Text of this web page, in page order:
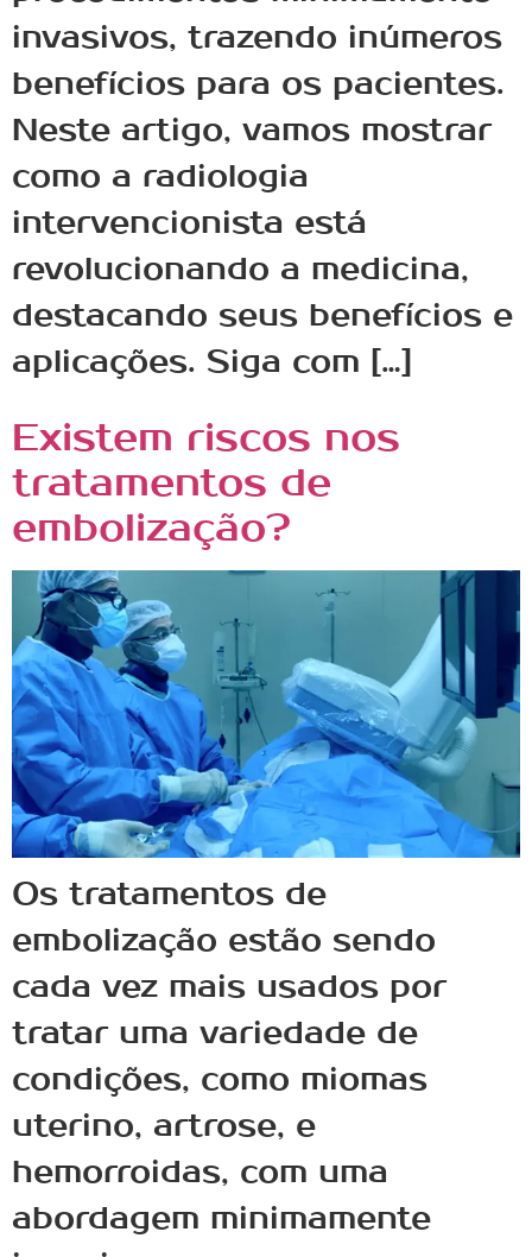
invasivos, trazendo inúmeros
benefícios para os pacientes.
Neste artigo, vamos mostrar
como a radiologia
intervencionista está
revolucionando a medicina,
destacando seus benefícios e
aplicações. Siga com […]
Existem riscos nos
tratamentos de
embolização?
Os tratamentos de
embolização estão sendo
cada vez mais usados por
tratar uma variedade de
condições, como miomas
uterino, artrose, e
hemorroidas, com uma
abordagem minimamente